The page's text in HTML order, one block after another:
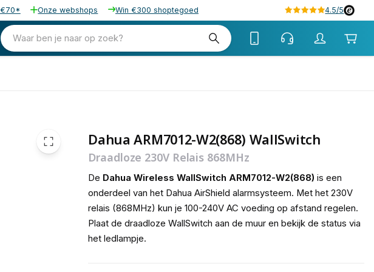
€70* Onze webshops Win €300 shoptegoed 4.5/5
Waar ben je naar op zoek?
Dahua ARM7012-W2(868) WallSwitch
Draadloze 230V Relais 868MHz
De Dahua Wireless WallSwitch ARM7012-W2(868) is een
onderdeel van het Dahua AirShield alarmsysteem. Met het 230V
relais (868MHz) kun je 100-240V AC voeding op afstand regelen.
Plaat de draadloze WallSwitch aan de muur en bekijk de status via
het ledlampje.
50,97 excl. btw
61,67 incl. btw